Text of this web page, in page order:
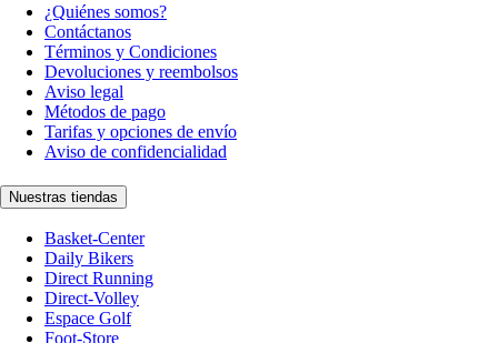
¿Quiénes somos?
Contáctanos
Términos y Condiciones
Devoluciones y reembolsos
Aviso legal
Métodos de pago
Tarifas y opciones de envío
Aviso de confidencialidad
Nuestras tiendas
Basket-Center
Daily Bikers
Direct Running
Direct-Volley
Espace Golf
Foot-Store